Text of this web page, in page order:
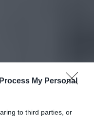
My Personal
to third parties, or